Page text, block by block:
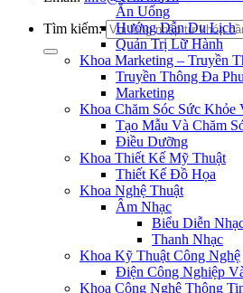
Tìm kiếm:
Ăn Uống
Hướng Dẫn Du Lịch
Quản Trị Lữ Hành
Khoa Marketing – Truyền
Truyền Thông Đa
Marketing
Khoa Chăm Sóc Sức Khỏe
Tạo Mẫu Và Chăm
Điều Dưỡng
Khoa Thiết Kế Mỹ Thuật
Thiết Kế Đồ Họa
Khoa Nghệ Thuật
Âm Nhạc
Biểu Diễn
Thanh Nhạc
Khoa Kỹ Thuật Công Nghệ
Điện Công Nghiệp
Khoa Công Nghệ Thông